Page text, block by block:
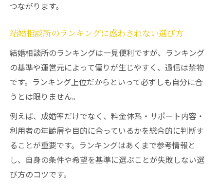
つながります。
結婚相談所のランキングに惑わされない選び方
結婚相談所のランキングは一見便利ですが、ランキング
の基準や運営元によって偏りが生じやすく、過信は禁物
です。ランキング上位だからといって必ずしも自分に合
うとは限りません。
例えば、成婚率だけでなく、料金体系・サポート内容・
利用者の年齢層や目的に合っているかを総合的に判断す
ることが重要です。ランキングはあくまで参考情報と
し、自身の条件や希望を基準に選ぶことが失敗しない選
び方のコツです。